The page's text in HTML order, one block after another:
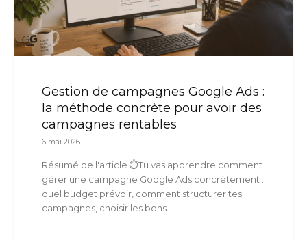
Gestion de campagnes Google Ads :
la méthode concrète pour avoir des
campagnes rentables
6 mai 2026
Résumé de l'article ⏱️Tu vas apprendre comment
gérer une campagne Google Ads concrètement :
quel budget prévoir, comment structurer tes
campagnes, choisir les bons...